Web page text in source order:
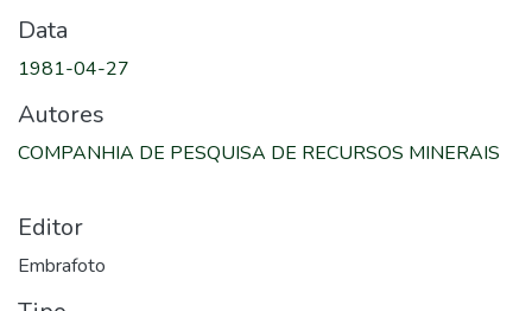
Data
1981-04-27
Autores
COMPANHIA DE PESQUISA DE RECURSOS MINERAIS
Editor
Embrafoto